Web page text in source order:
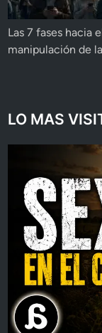
Las 7 fases hacia
manipulación de
LO MAS